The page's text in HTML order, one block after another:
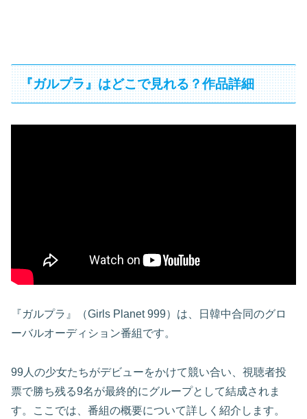
『ガルプラ』はどこで見れる？作品詳細
『ガルプラ』（Girls Planet 999）は、日韓中合同のグロ
ーバルオーディション番組です。
99人の少女たちがデビューをかけて競い合い、視聴者投
票で勝ち残る9名が最終的にグループとして結成されま
す。ここでは、番組の概要について詳しく紹介します。